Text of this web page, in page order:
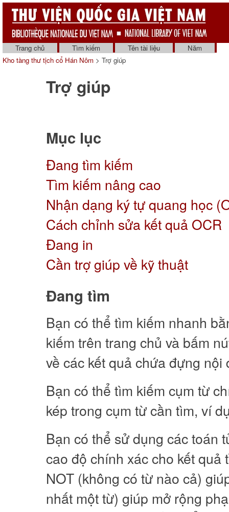
Trang chủ Tìm kiếm Tên tài liệu
Năm
Kho tàng thư tịch cổ Hán Nôm > Trợ giúp
Trợ giúp
Mục lục
Đang tìm kiếm
Tìm kiếm nâng cao
Nhận dạng ký tự quang học
Cách chỉnh sửa kết quả OCR
Đang in
Cần trợ giúp về kỹ thuật
Đang tìm
Bạn có thể tìm kiếm nhanh
kiếm trên trang chủ và bấm
về các kết quả chứa đựng
Bạn có thể tìm kiếm cụm từ
kép trong cụm từ cần tìm, ví
Bạn có thể sử dụng các toán
cao độ chính xác cho kết quả
NOT (không có từ nào cả)
nhất một từ) giúp mở rộng